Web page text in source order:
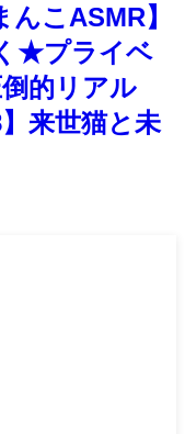
んこASMR】
★プライベ
的リアル
来世猫と未